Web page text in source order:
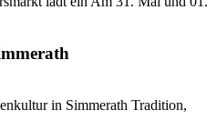
in Simmerath Tradition,